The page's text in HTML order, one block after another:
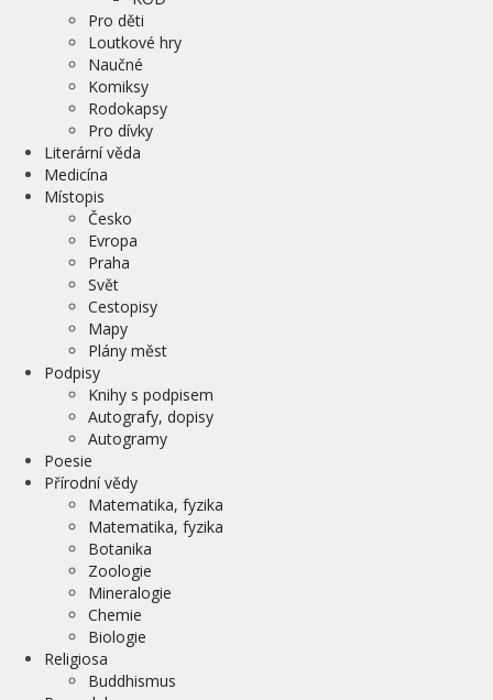
Pro děti
Loutkové hry
Naučné
Komiksy
Rodokapsy
Pro dívky
Literární věda
Medicína
Místopis
Česko
Evropa
Praha
Svět
Cestopisy
Mapy
Plány měst
Podpisy
Knihy s podpisem
Autografy, dopisy
Autogramy
Poesie
Přírodní vědy
Matematika, fyzika
Matematika, fyzika
Botanika
Zoologie
Mineralogie
Chemie
Biologie
Religiosa
Buddhismus